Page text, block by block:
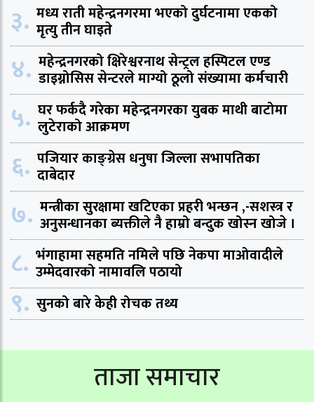
३. मध्य राती महेन्द्रनगरमा भएको दुर्घटनामा एकको
मृत्यु तीन घाइते
४. महेन्द्रनगरको क्षिरेश्वरनाथ सेन्ट्रल हस्पिटल एण्ड
डाइग्नोसिस सेन्टरले माग्यो ठूलो संख्यामा कर्मचारी
५. घर फर्कदै गरेका महेन्द्रनगरका युबक माथी बाटोमा
लुटेराको आक्रमण
६. पजियार काङ्ग्रेस धनुषा जिल्ला सभापतिका
दाबेदार
७. मन्त्रीका सुरक्षामा खटिएका प्रहरी भन्छन ,-सशस्त्र र
अनुसन्धानका ब्यक्तीले नै हाम्रो बन्दुक खोस्न खोजे ।
८. भंगाहामा सहमति नमिले पछि नेकपा माओवादीले
उम्मेदवारको नामावलि पठायो
९. सुनको बारे केही रोचक तथ्य
ताजा समाचार